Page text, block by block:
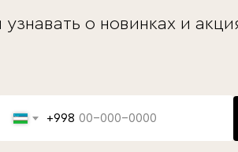
о новинках и
+998